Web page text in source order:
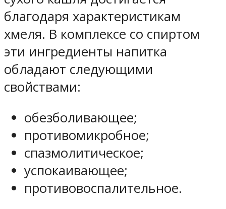
благодаря характеристикам
хмеля. В комплексе со спиртом
эти ингредиенты напитка
обладают следующими
свойствами:
обезболивающее;
противомикробное;
спазмолитическое;
успокаивающее;
противовоспалительное.